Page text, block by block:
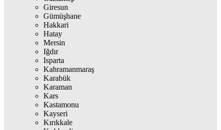
Giresun
Gümüşhane
Hakkari
Hatay
Mersin
Iğdır
Isparta
Kahramanmaraş
Karabük
Karaman
Kars
Kastamonu
Kayseri
Kırıkkale